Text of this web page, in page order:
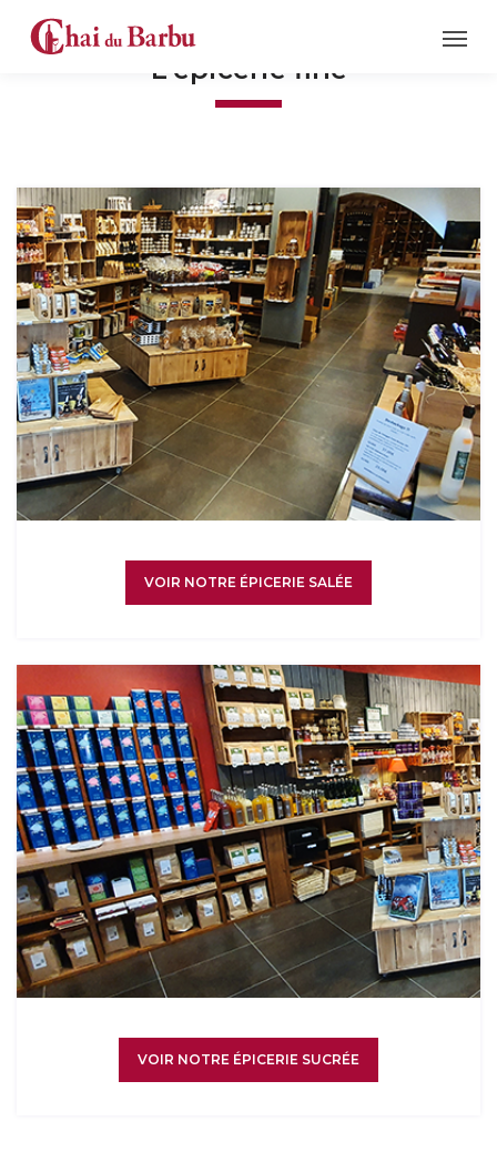
L'épicerie fine
VOIR NOTRE ÉPICERIE SALÉE
VOIR NOTRE ÉPICERIE SUCRÉE